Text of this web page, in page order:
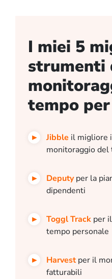
I miei 5
strumenti
tempo
Jibble il migliore
monitoraggio del
Deputyper la
dipendenti
Toggl Track per
tempo personale
Harvestper il
fatturabili